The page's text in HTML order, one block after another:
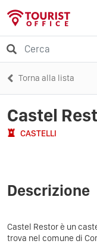
Torna alla lista
Castel
CASTELLI
Descrizione
Castel Restor è un
trova nel comune di